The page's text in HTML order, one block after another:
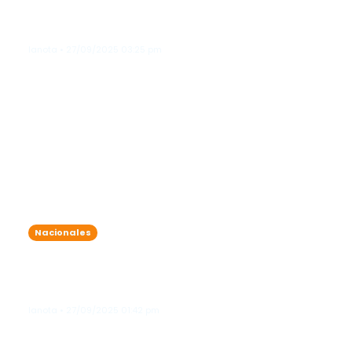
Nacionales